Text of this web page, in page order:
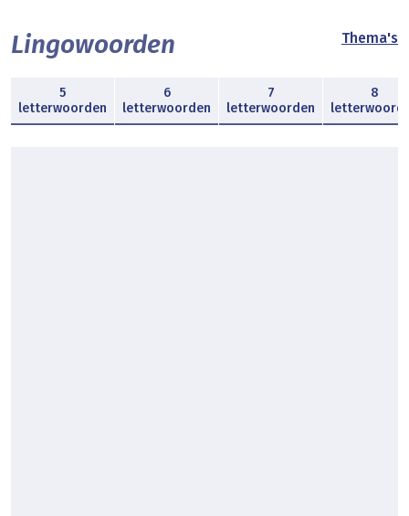
Lingowoorden Thema's
5
letterwoorden
6
letterwoorden
7
letterwoorden
8